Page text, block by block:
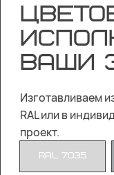
ВАШИ
Изготавливаем
RAL или в
проект.
RAL 7035